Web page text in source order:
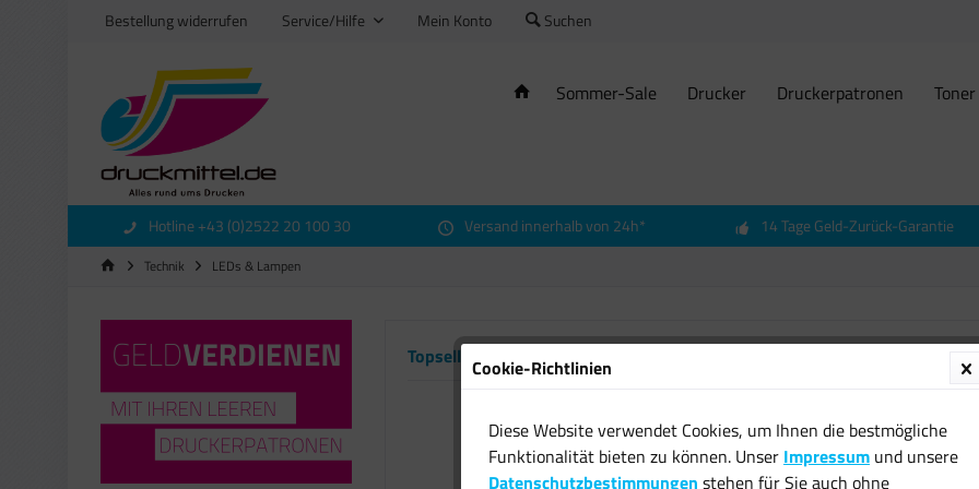
Bestellung widerrufen Service/Hilfe Mein Konto Suchen
Sommer-Sale Drucker Druckerpatronen Toner
Hotline +43 (0)2522 20 100 30 Versand innerhalb von 24h* 14 Tage Geld-Zurück-Garantie
Technik LEDs & Lampen
TopsellerCookie-Richtlinien
Diese Website verwendet Cookies, um Ihnen die bestmögliche
Funktionalität bieten zu können. Unser Impressum und unsere
Datenschutzbestimmungen stehen für Sie auch ohne